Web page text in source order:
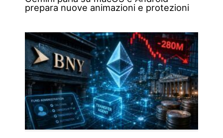
prepara nuove animazioni e protezioni